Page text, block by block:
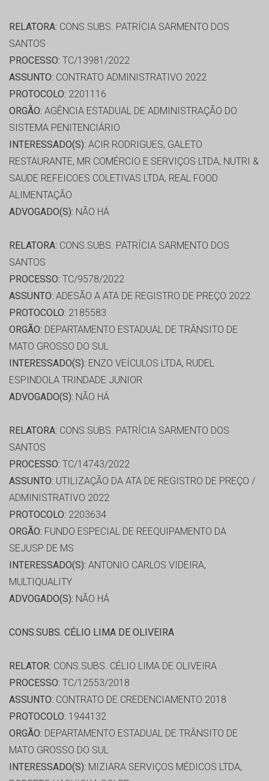
RELATORA: CONS.SUBS. PATRÍCIA SARMENTO DOS
SANTOS
PROCESSO: TC/13981/2022
ASSUNTO: CONTRATO ADMINISTRATIVO 2022
PROTOCOLO: 2201116
ORGÃO: AGÊNCIA ESTADUAL DE ADMINISTRAÇÃO DO
SISTEMA PENITENCIÁRIO
INTERESSADO(S): ACIR RODRIGUES, GALETO
RESTAURANTE, MR COMÉRCIO E SERVIÇOS LTDA, NUTRI &
SAUDE REFEICOES COLETIVAS LTDA, REAL FOOD
ALIMENTAÇÃO
ADVOGADO(S): NÃO HÁ
RELATORA: CONS.SUBS. PATRÍCIA SARMENTO DOS
SANTOS
PROCESSO: TC/9578/2022
ASSUNTO: ADESÃO A ATA DE REGISTRO DE PREÇO 2022
PROTOCOLO: 2185583
ORGÃO: DEPARTAMENTO ESTADUAL DE TRÂNSITO DE
MATO GROSSO DO SUL
INTERESSADO(S): ENZO VEÍCULOS LTDA, RUDEL
ESPINDOLA TRINDADE JUNIOR
ADVOGADO(S): NÃO HÁ
RELATORA: CONS.SUBS. PATRÍCIA SARMENTO DOS
SANTOS
PROCESSO: TC/14743/2022
ASSUNTO: UTILIZAÇÃO DA ATA DE REGISTRO DE PREÇO /
ADMINISTRATIVO 2022
PROTOCOLO: 2203634
ORGÃO: FUNDO ESPECIAL DE REEQUIPAMENTO DA
SEJUSP DE MS
INTERESSADO(S): ANTONIO CARLOS VIDEIRA,
MULTIQUALITY
ADVOGADO(S): NÃO HÁ
CONS.SUBS. CÉLIO LIMA DE OLIVEIRA
RELATOR: CONS.SUBS. CÉLIO LIMA DE OLIVEIRA
PROCESSO: TC/12553/2018
ASSUNTO: CONTRATO DE CREDENCIAMENTO 2018
PROTOCOLO: 1944132
ORGÃO: DEPARTAMENTO ESTADUAL DE TRÂNSITO DE
MATO GROSSO DO SUL
INTERESSADO(S): MIZIARA SERVIÇOS MÉDICOS LTDA,